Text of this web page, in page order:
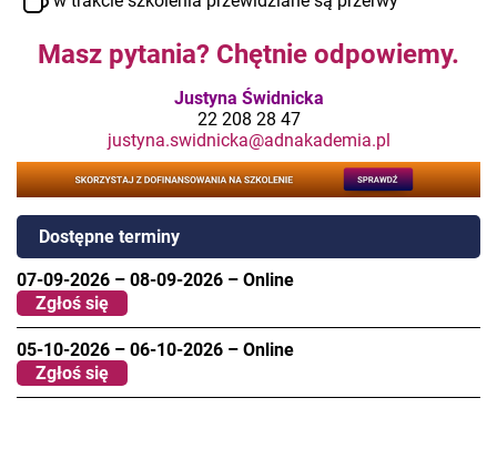
Masz pytania? Chętnie odpowiemy.
Justyna Świdnicka
22 208 28 47
justyna.swidnicka@adnakademia.pl
Dostępne terminy
07-09-2026 – 08-09-2026 – Online
Zgłoś się
05-10-2026 – 06-10-2026 – Online
Zgłoś się